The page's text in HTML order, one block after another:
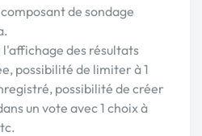
de sondage
des résultats
possibilité de limiter à 1
possibilité de créer
un vote avec 1 choix à